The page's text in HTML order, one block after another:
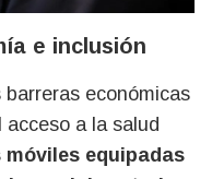
e inclusión
económicas
a la salud
móviles equipadas